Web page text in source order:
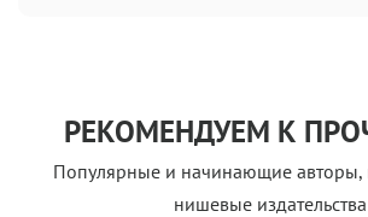
РЕКОМЕНДУЕМ К
Популярные и начинающие авторы,
нишевые издательства